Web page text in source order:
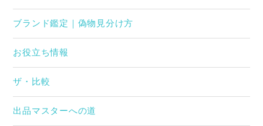
ブランド鑑定｜偽物見分け方
お役立ち情報
ザ・比較
出品マスターへの道